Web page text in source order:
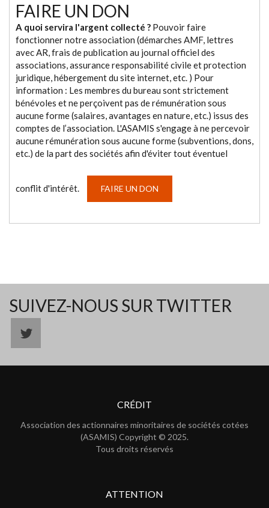
FAIRE UN DON
A quoi servira l'argent collecté ? Pouvoir faire
fonctionner notre association (démarches AMF, lettres
avec AR, frais de publication au journal officiel des
associations, assurance responsabilité civile et protection
juridique, hébergement du site internet, etc. ) Pour
information : Les membres du bureau sont strictement
bénévoles et ne perçoivent pas de rémunération sous
aucune forme (salaires, avantages en nature, etc.) issus des
comptes de l’association. L'ASAMIS s'engage à ne percevoir
aucune rémunération sous aucune forme (subventions, dons,
etc.) de la part des sociétés afin d'éviter tout éventuel
conflit d'intérêt. FAIRE UN DON
SUIVEZ-NOUS SUR TWITTER
CRÉDIT
Association des actionnaires minoritaires de sociétés cotées
(ASAMIS) Copyright © 2025.
Tous droits réservés
ATTENTION